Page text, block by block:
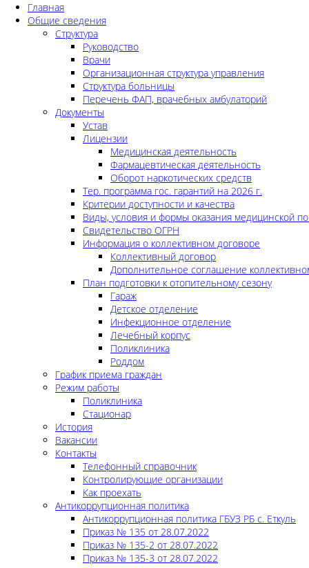
Главная
Общие сведения
Структура
Руководство
Врачи
Организационная структура управления
Структура больницы
Перечень ФАП, врачебных амбулаторий
Документы
Устав
Лицензии
Медицинская деятельность
Фармацевтическая деятельность
Оборот наркотических средств
Тер. программа гос. гарантий на 2026 г.
Критерии доступности и качества
Виды, условия и формы оказания медицинской
Свидетельство ОГРН
Информация о коллективном договоре
Коллективный договор
Дополнительное соглашение
План подготовки к отопительному сезону
Гараж
Детское отделение
Инфекционное отделение
Лечебный корпус
Поликлиника
Роддом
График приема граждан
Режим работы
Поликлиника
Стационар
История
Вакансии
Контакты
Телефонный справочник
Контролирующие организации
Как проехать
Антикоррупционная политика
Антикоррупционная политика ГБУЗ РБ с. Еткуль
Приказ № 135 от 28.07.2022
Приказ № 135-2 от 28.07.2022
Приказ № 135-3 от 28.07.2022